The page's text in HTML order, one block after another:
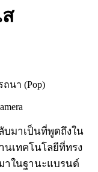
นา (Pop)
บมาเป็นที่พูดถึงใน
นเทคโนโลยีที่ทรง
าในฐานะแบรนด์